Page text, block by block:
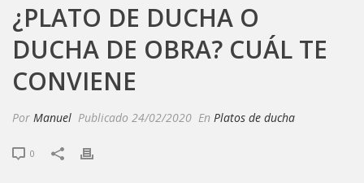
¿PLATO DE DUCHA O
DUCHA DE OBRA? CUÁL TE
CONVIENE
Por Manuel Publicado 24/02/2020 En Platos de ducha
0